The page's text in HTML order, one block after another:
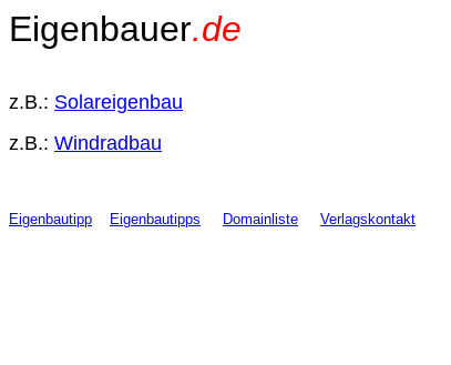
Eigenbauer.de
z.B.: Solareigenbau
z.B.: Windradbau
Eigenbautipp Eigenbautipps Domainliste Verlagskontakt